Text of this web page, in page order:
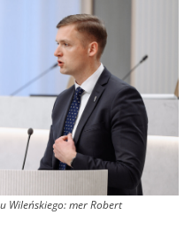
Wileńskiego: mer Robert